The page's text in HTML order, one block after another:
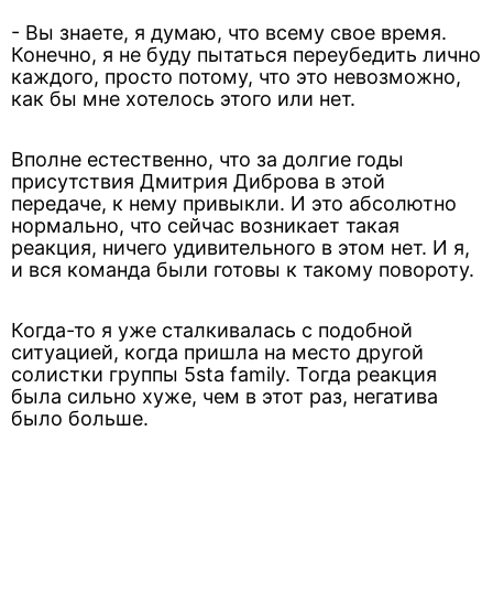
- Вы знаете, я думаю, что всему свое время.
Конечно, я не буду пытаться переубедить лично
каждого, просто потому, что это невозможно,
как бы мне хотелось этого или нет.
Вполне естественно, что за долгие годы
присутствия Дмитрия Диброва в этой
передаче, к нему привыкли. И это абсолютно
нормально, что сейчас возникает такая
реакция, ничего удивительного в этом нет. И я,
и вся команда были готовы к такому повороту.
Когда-то я уже сталкивалась с подобной
ситуацией, когда пришла на место другой
солистки группы 5sta family. Тогда реакция
была сильно хуже, чем в этот раз, негатива
было больше.